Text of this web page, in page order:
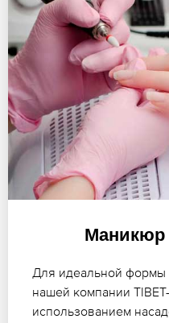
Маникюр
Для идеальной формы
нашей компании
использованием